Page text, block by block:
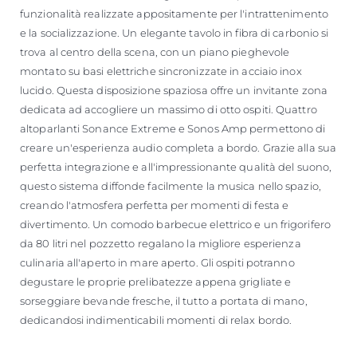
funzionalità realizzate appositamente per l'intrattenimento
e la socializzazione. Un elegante tavolo in fibra di carbonio si
trova al centro della scena, con un piano pieghevole
montato su basi elettriche sincronizzate in acciaio inox
lucido. Questa disposizione spaziosa offre un invitante zona
dedicata ad accogliere un massimo di otto ospiti. Quattro
altoparlanti Sonance Extreme e Sonos Amp permettono di
creare un'esperienza audio completa a bordo. Grazie alla sua
perfetta integrazione e all'impressionante qualità del suono,
questo sistema diffonde facilmente la musica nello spazio,
creando l'atmosfera perfetta per momenti di festa e
divertimento. Un comodo barbecue elettrico e un frigorifero
da 80 litri nel pozzetto regalano la migliore esperienza
culinaria all'aperto in mare aperto. Gli ospiti potranno
degustare le proprie prelibatezze appena grigliate e
sorseggiare bevande fresche, il tutto a portata di mano,
dedicandosi indimenticabili momenti di relax bordo.